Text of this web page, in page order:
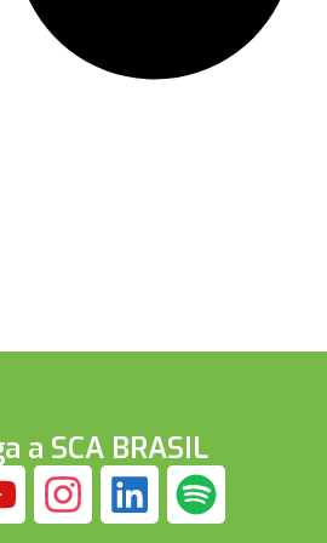
a SCA BRASIL